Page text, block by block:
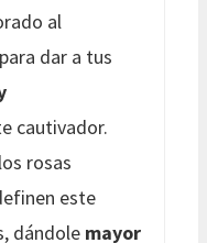
al
dar a tus
cautivador.
rosas
este
dándole mayor